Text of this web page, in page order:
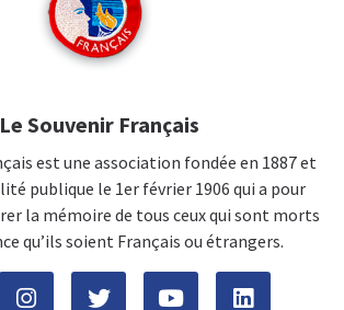
Le Souvenir Français
est une association fondée en 1887 et
publique le 1er février 1906 qui a pour
la mémoire de tous ceux qui sont morts
qu’ils soient Français ou étrangers.